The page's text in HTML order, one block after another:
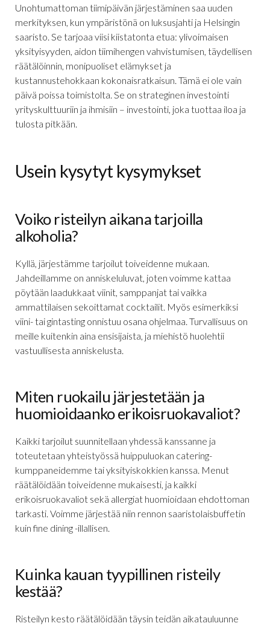
Unohtumattoman tiimipäivän järjestäminen saa uuden
merkityksen, kun ympäristönä on luksusjahti ja Helsingin
saaristo. Se tarjoaa viisi kiistatonta etua: ylivoimaisen
yksityisyyden, aidon tiimihengen vahvistumisen, täydellisen
räätälöinnin, monipuoliset elämykset ja
kustannustehokkaan kokonaisratkaisun. Tämä ei ole vain
päivä poissa toimistolta. Se on strateginen investointi
yrityskulttuuriin ja ihmisiin – investointi, joka tuottaa iloa ja
tulosta pitkään.
Usein kysytyt kysymykset
Voiko risteilyn aikana tarjoilla
alkoholia?
Kyllä, järjestämme tarjoilut toiveidenne mukaan.
Jahdeillamme on anniskeluluvat, joten voimme kattaa
pöytään laadukkaat viinit, samppanjat tai vaikka
ammattilaisen sekoittamat cocktailit. Myös esimerkiksi
viini- tai gintasting onnistuu osana ohjelmaa. Turvallisuus on
meille kuitenkin aina ensisijaista, ja miehistö huolehtii
vastuullisesta anniskelusta.
Miten ruokailu järjestetään ja
huomioidaanko erikoisruokavaliot?
Kaikki tarjoilut suunnitellaan yhdessä kanssanne ja
toteutetaan yhteistyössä huippuluokan catering-
kumppaneidemme tai yksityiskokkien kanssa. Menut
räätälöidään toiveidenne mukaisesti, ja kaikki
erikoisruokavaliot sekä allergiat huomioidaan ehdottoman
tarkasti. Voimme järjestää niin rennon saaristolaisbuffetin
kuin fine dining -illallisen.
Kuinka kauan tyypillinen risteily
kestää?
Risteilyn kesto räätälöidään täysin teidän aikatauluunne